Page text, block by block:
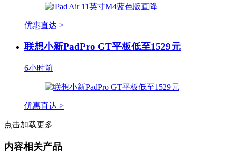
优惠直达 >
联想小新PadPro GT平板低至1529元
6小时前
优惠直达 >
点击加载更多
内容相关产品